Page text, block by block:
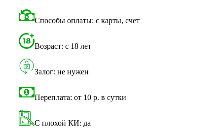
Способы оплаты: с карты, счет
Возраст: с 18 лет
Залог: не нужен
Переплата: от 10 р. в сутки
С плохой КИ: да